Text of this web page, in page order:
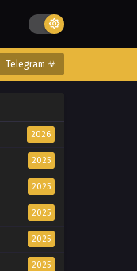
Telegram ☣
2026
2025
2025
2025
2025
2025